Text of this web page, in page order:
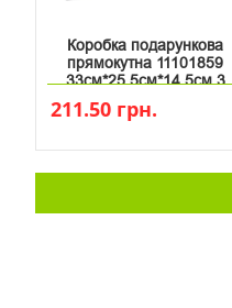
Коробка подарункова
прямокутна 11101859
33см*25.5см*14.5см 3
211.50 грн.